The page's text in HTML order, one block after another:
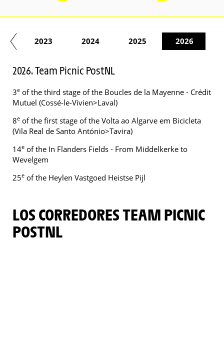
2023 2024 2025 2026
2026. Team Picnic PostNL
3e of the third stage of the Boucles de la Mayenne - Crédit
Mutuel (Cossé-le-Vivien>Laval)
8e of the first stage of the Volta ao Algarve em Bicicleta
(Vila Real de Santo António>Tavira)
14e of the In Flanders Fields - From Middelkerke to
Wevelgem
25e of the Heylen Vastgoed Heistse Pijl
LOS CORREDORES TEAM PICNIC
POSTNL